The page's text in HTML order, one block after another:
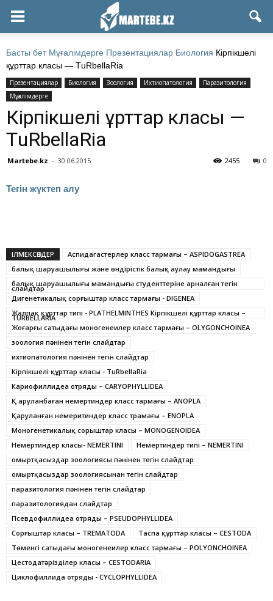
Басты бет Мұғалімдерге Презентациялар Биология Кiрпiкшелi
құрттар класы — ТuRbеllаRiа
Презентациялар Биология Зоология Ихтиопатология
Паразитология
Мұғалімдерге
Кiрпiкшелi құрттар класы —
ТuRbеllаRiа
Martebe.kz - 30.06.2015 0
2455
Тегін жүктеп алу
ІЛМЕКСӨЗДЕР
Аспидагастерлер класс тармағы – ASPIDOGASTREA
балық шаруашылығы және өндірістік балық аулау мамандығы
балық шаруашылығы мамандығы студенттеріне арналған тегін
слайдтар
Дигенетикалық сорғыштар класс тармағы - DIGENEA
Жалпақ құрттар типі - PLATHELMINTHES Кірпікшелі құрттар класы –
TURBELLARIA
Жоғарғы сатыдағы моногенеилер класс тармағы – OLYGONCHOINEA
зоология пәнінен тегін слайдтар
ихтиопатология пәнінен тегін слайдтар
Кiрпiкшелi құрттар класы - ТuRbеllаRiа
Кариофиллидеа отряды – CARYOPHYLLIDEA
Қ аруланбаған немертиндер класс тармағы – ANOPLA
Қаруланған немеритиндер класс трамағы – ENOPLA
Моногенетикалық сорыштар класы – MONOGENOIDEA
Немертиндер класы- NEMERTINI
Немертиндер типі – NEMERTINI
омыртқасыздар зоологиясы пәнінен тегін слайдтар
омыртқасыздар зоологиясынан тегін слайдтар
паразитология пәнінен тегін слайдтар
паразитологиядан слайдтар
Псевдофиллидеа отряды – PSEUDOPHYLLIDEA
Сорғыштар класы – TREMATODA
Таспа құрттар класы – CESTODA
Төменгі сатыдағы моногенеилер класс тармағы – POLYONCHOINEA
Цестодатәрізділер класы – CESTODARIA
Циклофиллида отряды - CYCLOPHYLLIDEA